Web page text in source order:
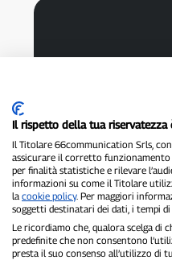
Il rispetto della tua
Il Titolare 66communication Srls,
assicurare il corretto funzionamento
per finalità statistiche e rilevare
informazioni su come il Titolare
la cookie policy. Per maggiori
soggetti destinatari dei dati, i tempi
Le ricordiamo che, qualora scelga di
predefinite che non consentono
presta il suo consenso all’utilizzo di